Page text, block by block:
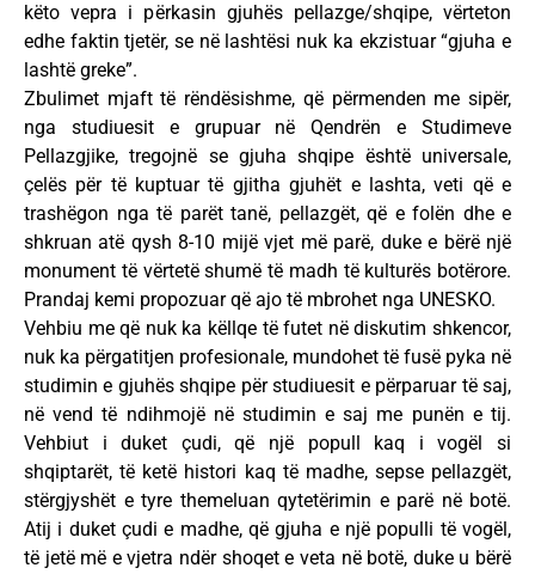
këto vepra i përkasin gjuhës pellazge/shqipe, vërteton
edhe faktin tjetër, se në lashtësi nuk ka ekzistuar “gjuha e
lashtë greke”.
Zbulimet mjaft të rëndësishme, që përmenden me sipër,
nga studiuesit e grupuar në Qendrën e Studimeve
Pellazgjike, tregojnë se gjuha shqipe është universale,
çelës për të kuptuar të gjitha gjuhët e lashta, veti që e
trashëgon nga të parët tanë, pellazgët, që e folën dhe e
shkruan atë qysh 8-10 mijë vjet më parë, duke e bërë një
monument të vërtetë shumë të madh të kulturës botërore.
Prandaj kemi propozuar që ajo të mbrohet nga UNESKO.
Vehbiu me që nuk ka këllqe të futet në diskutim shkencor,
nuk ka përgatitjen profesionale, mundohet të fusë pyka në
studimin e gjuhës shqipe për studiuesit e përparuar të saj,
në vend të ndihmojë në studimin e saj me punën e tij.
Vehbiut i duket çudi, që një popull kaq i vogël si
shqiptarët, të ketë histori kaq të madhe, sepse pellazgët,
stërgjyshët e tyre themeluan qytetërimin e parë në botë.
Atij i duket çudi e madhe, që gjuha e një populli të vogël,
të jetë më e vjetra ndër shoqet e veta në botë, duke u bërë